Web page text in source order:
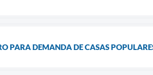
PARA DEMANDA DE CASAS